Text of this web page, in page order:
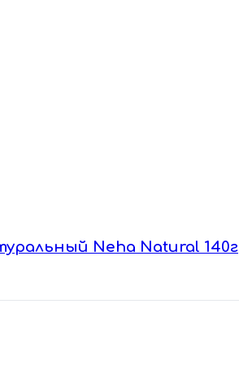
Nehа Natural 140г